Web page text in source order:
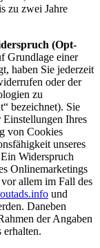
zu zwei Jahre
(Opt-
Grundlage einer
haben Sie jederzeit
oder der
zu
bezeichnet). Sie
Ihres
von Cookies
unseres
Widerspruch
Onlinemarketings
allem im Fall des
und
Daneben
der Angaben
erhalten.